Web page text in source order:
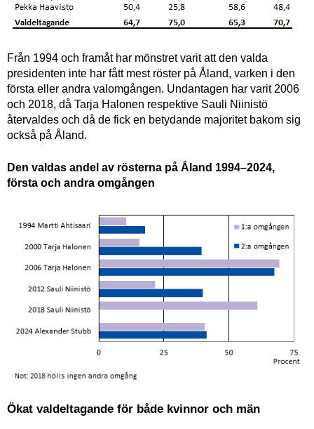
Från 1994 och framåt har mönstret varit att den valda
presidenten inte har fått mest röster på Åland, varken i den
första eller andra valomgången. Undantagen har varit 2006
och 2018, då Tarja Halonen respektive Sauli Niinistö
återvaldes och då de fick en betydande majoritet bakom sig
också på Åland.
Den valdas andel av rösterna på Åland 1994–2024,
första och andra omgången
Ökat valdeltagande för både kvinnor och män